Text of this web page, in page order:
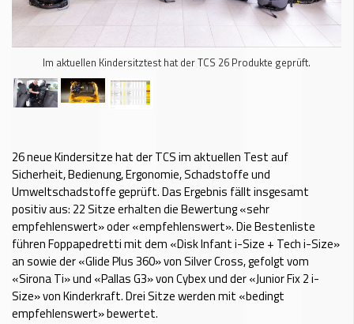
Im aktuellen Kindersitztest hat der TCS 26 Produkte geprüft.
26 neue Kindersitze hat der TCS im aktuellen Test auf
Sicherheit, Bedienung, Ergonomie, Schadstoffe und
Umweltschadstoffe geprüft. Das Ergebnis fällt insgesamt
positiv aus: 22 Sitze erhalten die Bewertung «sehr
empfehlenswert» oder «empfehlenswert». Die Bestenliste
führen Foppapedretti mit dem «Disk Infant i-Size + Tech i-Size»
an sowie der «Glide Plus 360» von Silver Cross, gefolgt vom
«Sirona Ti» und «Pallas G3» von Cybex und der «Junior Fix 2 i-
Size» von Kinderkraft. Drei Sitze werden mit «bedingt
empfehlenswert» bewertet.